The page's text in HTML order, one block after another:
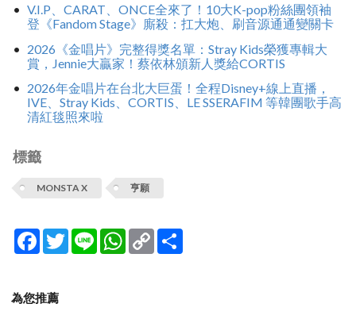
V.I.P、CARAT、ONCE全來了！10大K-pop粉絲團領袖
登《Fandom Stage》廝殺：扛大炮、刷音源通通變關卡
2026《金唱片》完整得獎名單：Stray Kids榮獲專輯大
賞，Jennie大贏家！蔡依林頒新人獎給CORTIS
2026年金唱片在台北大巨蛋！全程Disney+線上直播，
IVE、Stray Kids、CORTIS、LE SSERAFIM 等韓團歌手高
清紅毯照來啦
標籤
MONSTA X 亨願
Facebook
TwitterLine WhatsApp
Copy
Link
為您推薦